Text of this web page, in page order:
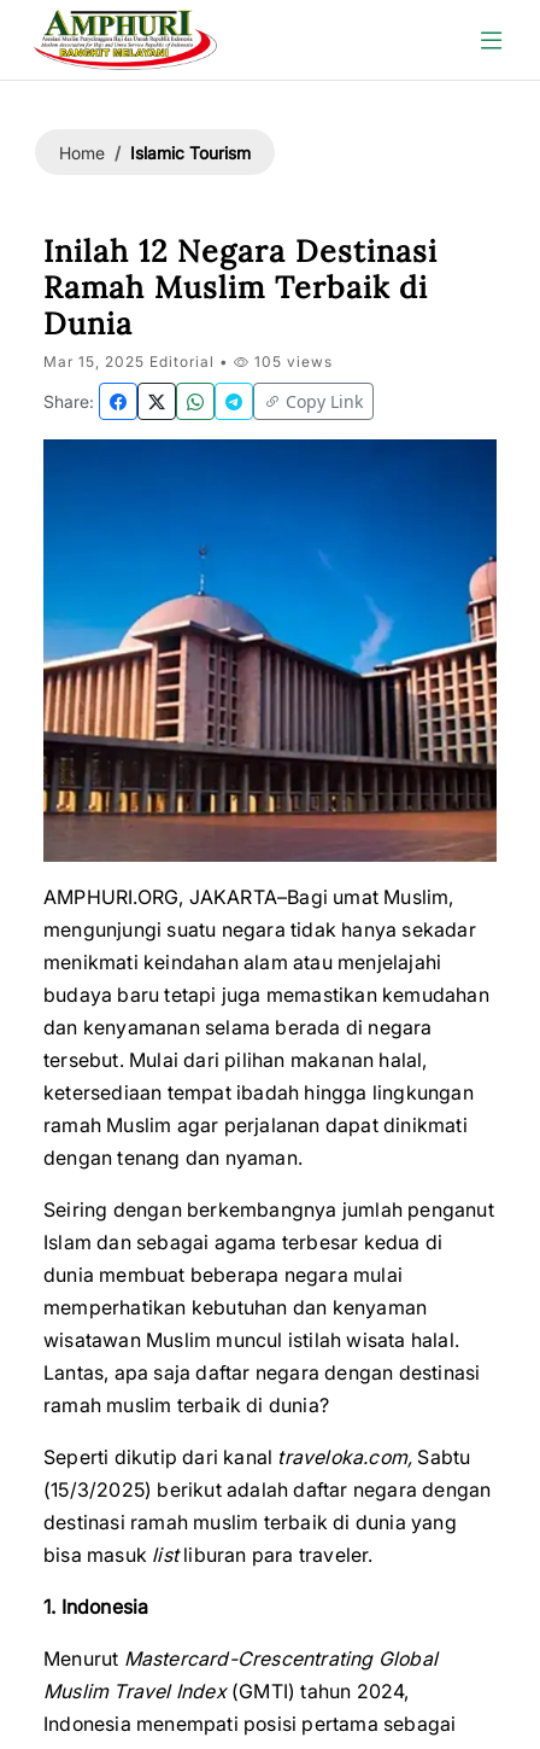
Home Islamic Tourism
Inilah 12 Negara Destinasi
Ramah Muslim Terbaik di
Dunia
Mar 15, 2025 Editorial • 105 views
Share: Copy Link
AMPHURI.ORG, JAKARTA–Bagi umat Muslim,
mengunjungi suatu negara tidak hanya sekadar
menikmati keindahan alam atau menjelajahi
budaya baru tetapi juga memastikan kemudahan
dan kenyamanan selama berada di negara
tersebut. Mulai dari pilihan makanan halal,
ketersediaan tempat ibadah hingga lingkungan
ramah Muslim agar perjalanan dapat dinikmati
dengan tenang dan nyaman.
Seiring dengan berkembangnya jumlah penganut
Islam dan sebagai agama terbesar kedua di
dunia membuat beberapa negara mulai
memperhatikan kebutuhan dan kenyaman
wisatawan Muslim muncul istilah wisata halal.
Lantas, apa saja daftar negara dengan destinasi
ramah muslim terbaik di dunia?
Seperti dikutip dari kanal traveloka.com, Sabtu
(15/3/2025) berikut adalah daftar negara dengan
destinasi ramah muslim terbaik di dunia yang
bisa masuk listliburan para traveler.
1. Indonesia
Menurut Mastercard-Crescentrating Global
Muslim Travel Index(GMTI) tahun 2024,
Indonesia menempati posisi pertama sebagai